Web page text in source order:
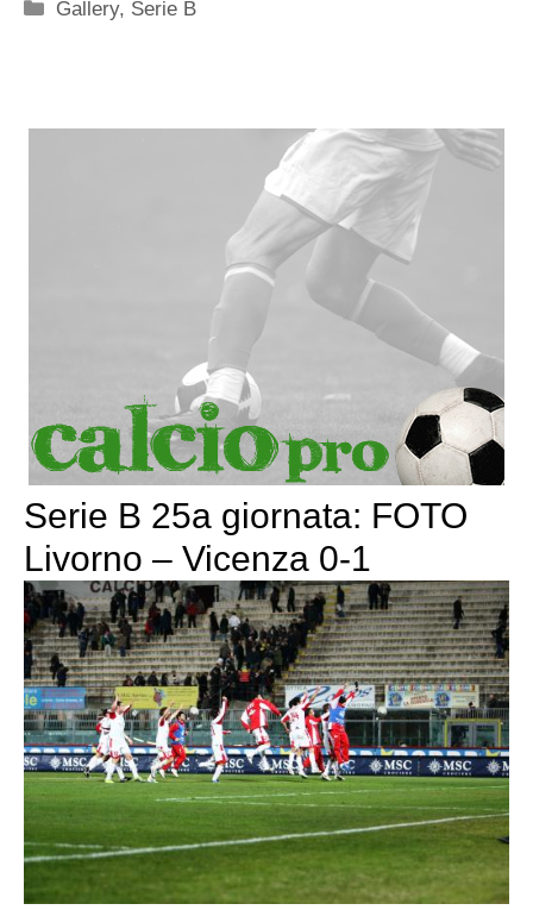
Categorie
Gallery, Serie B
Serie B 25a giornata: FOTO
Livorno – Vicenza 0-1